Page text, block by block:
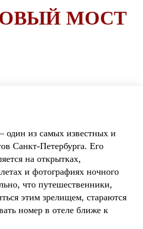
МОСТ
из самых известных и
Санкт-Петербурга. Его
на открытках,
и фотографиях ночного
что путешественники,
этим зрелищем, стараются
номер в отеле ближе к